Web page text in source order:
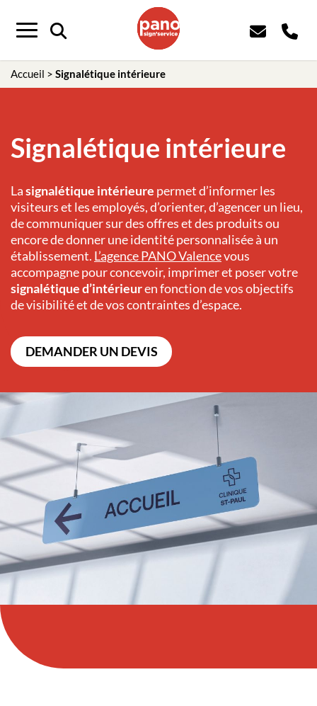
Menu
Accueil > Signalétique intérieure
Signalétique intérieure
Lasignalétique intérieure permet d’informer les
visiteurs et les employés, d’orienter, d’agencer un lieu,
de communiquer sur des offres et des produits ou
encore de donner une identité personnalisée à un
établissement. L’agence PANOValencevous
accompagne pour concevoir, imprimer et poser votre
signalétique d’intérieuren fonction de vos objectifs
de visibilité et de vos contraintes d’espace.
DEMANDER UN DEVIS